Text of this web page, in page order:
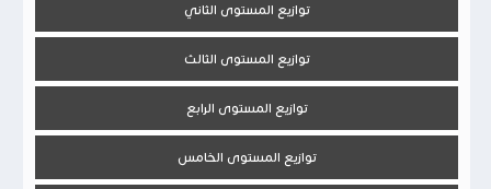
توازيع المستوى الثاني
توازيع المستوى الثالث
توازيع المستوى الرابع
توازيع المستوى الخامس